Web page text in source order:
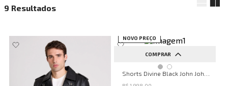
9
NOVO PREÇO
COMPRAR
34 36 38 40
42